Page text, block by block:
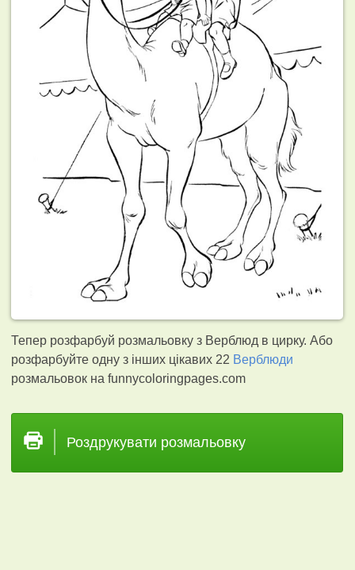
Тепер розфарбуй розмальовку з Верблюд в цирку. Або
розфарбуйте одну з інших цікавих 22 Верблюди
розмальовок на funnycoloringpages.com
Роздрукувати розмальовку